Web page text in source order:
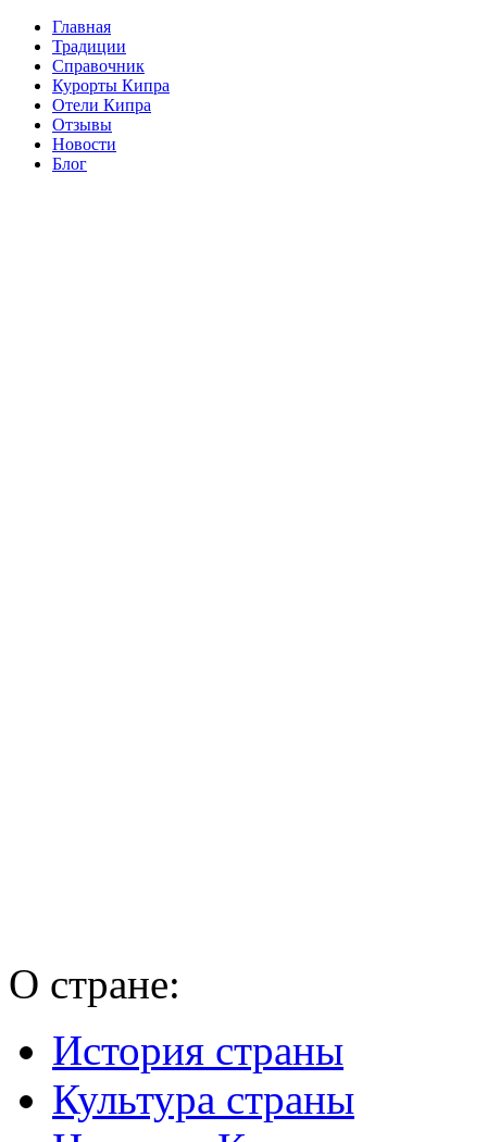
Главная
Традиции
Справочник
Курорты Кипра
Отели Кипра
Отзывы
Новости
Блог
О стране:
История страны
Культура страны